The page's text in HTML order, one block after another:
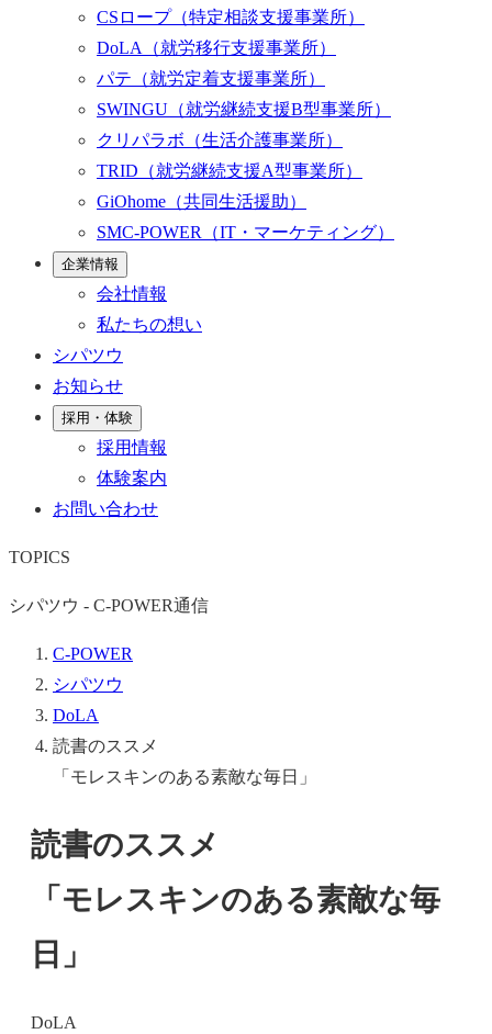
CSロープ（特定相談支援事業所）
DoLA
（就労移行支援事業所）
パテ （就労定着支援事業所）
SWINGU （就労継続支援B型事業所）
クリパラボ （生活介護事業所）
TRID （就労継続支援A型事業所）
GiOhome （共同生活援助）
SMC-POWER
（IT・マーケティング）
企業情報
会社情報
私たちの想い
シパツウ
お知らせ
採用・体験
採用情報
体験案内
お問い合わせ
TOPICS
シパツウ - C-POWER通信
C-POWER
シパツウ
DoLA
読書のススメ
「モレスキンのある素敵な毎日」
読書のススメ
「モレスキンのある素敵な毎
日」
DoLA